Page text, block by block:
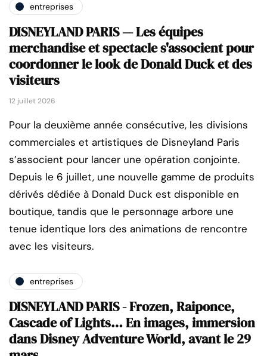
entreprises
DISNEYLAND PARIS — Les équipes
merchandise et spectacle s'associent pour
coordonner le look de Donald Duck et des
visiteurs
12 juillet 2026
Pour la deuxième année consécutive, les divisions
commerciales et artistiques de Disneyland Paris
s’associent pour lancer une opération conjointe.
Depuis le 6 juillet, une nouvelle gamme de produits
dérivés dédiée à Donald Duck est disponible en
boutique, tandis que le personnage arbore une
tenue identique lors des animations de rencontre
avec les visiteurs.
entreprises
DISNEYLAND PARIS - Frozen, Raiponce,
Cascade of Lights… En images, immersion
dans Disney Adventure World, avant le 29